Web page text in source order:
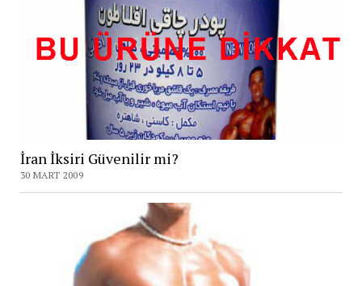
İran İksiri Güvenilir mi?
30 MART 2009